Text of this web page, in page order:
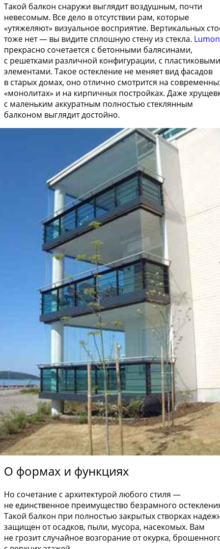
Такой балкон снаружи выглядит воздушным, почти
невесомым. Все дело в отсутствии рам, которые
«утяжеляют» визуальное восприятие. Вертикальных
тоже нет — вы видите сплошную стену из стекла. Lumon
прекрасно сочетается с бетонными балясинами,
с решетками различной конфигурации, с пластиковыми
элементами. Такое остекление не меняет вид фасадов
в старых домах, оно отлично смотрится на
«монолитах» и на кирпичных постройках. Даже
с маленьким аккуратным полностью стеклянным
балконом выглядит достойно.
О формах и функциях
Но сочетание с архитектурой любого стиля —
не единственное преимущество безрамного
Такой балкон при полностью закрытых створках
защищен от осадков, пыли, мусора, насекомых. Вам
не грозит случайное возгорание от окурка,